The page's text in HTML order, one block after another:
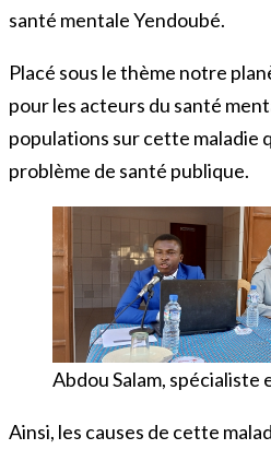
santé mentale Yendoubé.
Placé sous le thème notre
pour les acteurs du santé
populations sur cette maladie
problème de santé publique.
Abdou Salam, spécialiste
Ainsi, les causes de cette